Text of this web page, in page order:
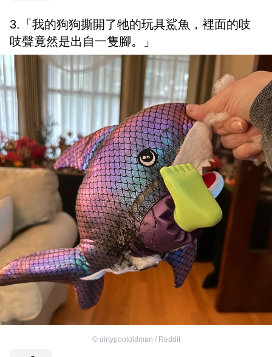
3.「我的狗狗撕開了牠的玩具鯊魚，裡面的吱
吱聲竟然是出自一隻腳。」
© dirtypoololdman / Reddit